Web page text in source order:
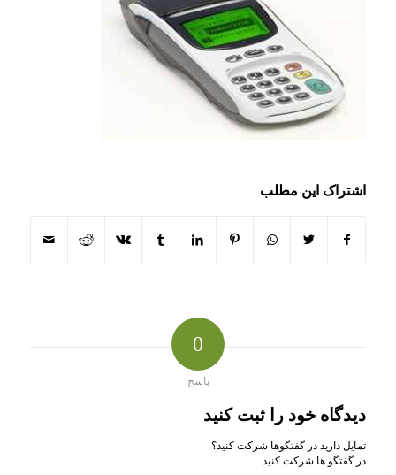
اشتراک این مطلب
0
پاسخ
دیدگاه خود را ثبت کنید
تمایل دارید در گفتگوها شرکت کنید؟
در گفتگو ها شرکت کنید.